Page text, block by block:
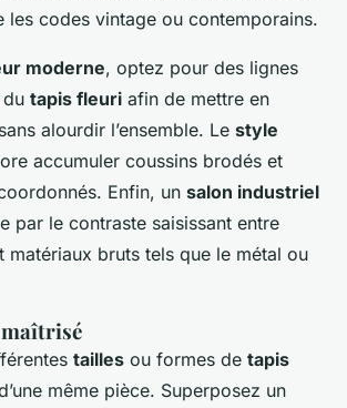
les codes vintage ou contemporains.
moderne, optez pour des lignes
tapis fleuri afin de mettre en
alourdir l’ensemble. Le style
accumuler coussins brodés et
Enfin, un salon industriel
par le contraste saisissant entre
matériaux bruts tels que le métal ou
tailles ou formes de tapis
même pièce. Superposez un